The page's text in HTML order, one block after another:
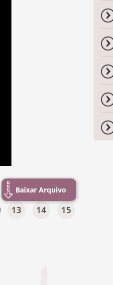
Baixar Arquivo
13 14
15